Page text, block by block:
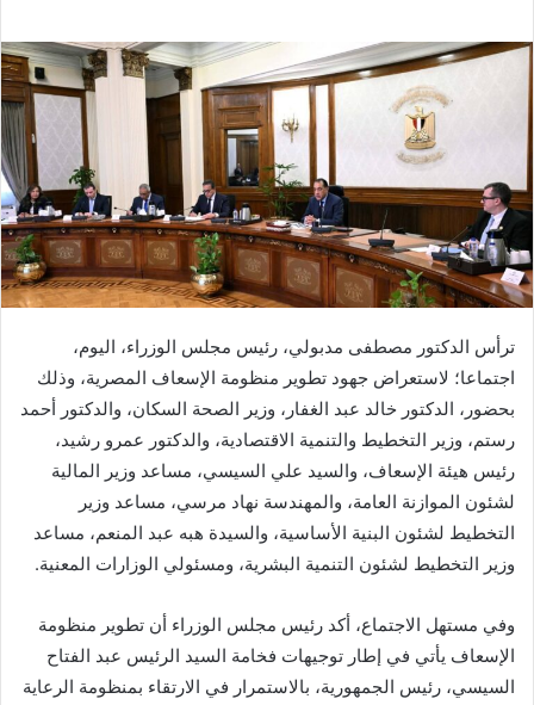
ترأس الدكتور مصطفى مدبولي، رئيس مجلس الوزراء، اليوم،
اجتماعا؛ لاستعراض جهود تطوير منظومة الإسعاف المصرية، وذلك
بحضور، الدكتور خالد عبد الغفار، وزير الصحة السكان، والدكتور أحمد
رستم، وزير التخطيط والتنمية الاقتصادية، والدكتور عمرو رشيد،
رئيس هيئة الإسعاف، والسيد علي السيسي، مساعد وزير المالية
لشئون الموازنة العامة، والمهندسة نهاد مرسي، مساعد وزير
التخطيط لشئون البنية الأساسية، والسيدة هبه عبد المنعم، مساعد
وزير التخطيط لشئون التنمية البشرية، ومسئولي الوزارات المعنية.
وفي مستهل الاجتماع، أكد رئيس مجلس الوزراء أن تطوير منظومة
الإسعاف يأتي في إطار توجيهات فخامة السيد الرئيس عبد الفتاح
السيسي، رئيس الجمهورية، بالاستمرار في الارتقاء بمنظومة الرعاية